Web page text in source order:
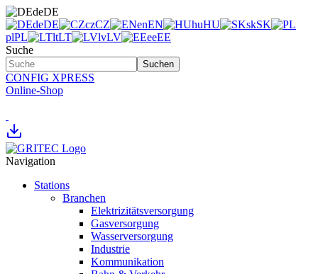
deDE
deDE czCZ enEN huHU skSK
plPL ltLT lvLV eeEE
Suche
Suchen
CONFIG XPRESS
Online-Shop
Navigation
Stations
Branchen
Elektrizitätsversorgung
Gasversorgung
Wasserversorgung
Industrie
Kommunikation